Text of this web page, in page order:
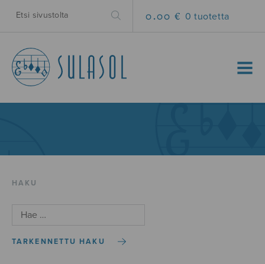
0.00 € 0 tuotetta
MENU
HAKU
TARKENNETTU HAKU